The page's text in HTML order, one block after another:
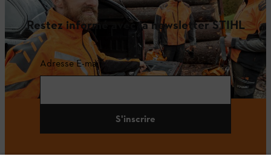
Restez informé avec la newsletter STIHL
Adresse E-mail
S'inscrire